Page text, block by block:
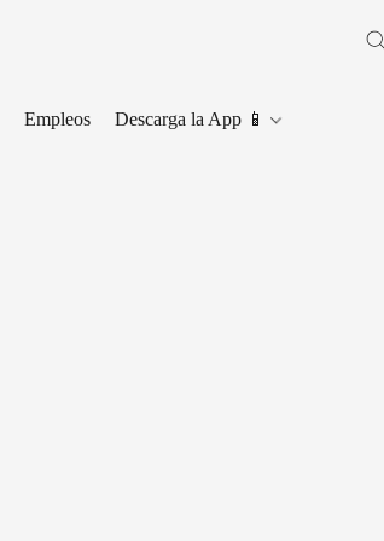
Empleos Descarga la App 📱